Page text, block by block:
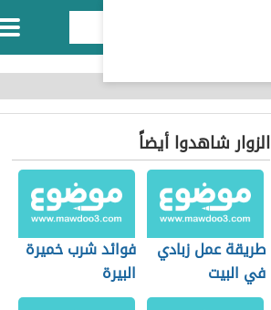
الزوار شاهدوا أيضاً
طريقة عمل زبادي
في البيت
فوائد شرب خميرة
البيرة